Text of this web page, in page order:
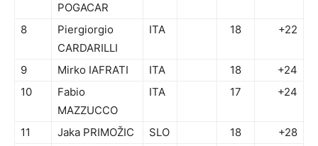
POGACAR
8
Piergiorgio
CARDARILLI
ITA 18 +22
9 Mirko IAFRATI ITA 18
+24
10
Fabio
MAZZUCCO
ITA 17 +24
11 Jaka PRIMOŽIC SLO 18
+28